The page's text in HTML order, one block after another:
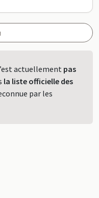
actuellement pas
la liste officielle des
par les